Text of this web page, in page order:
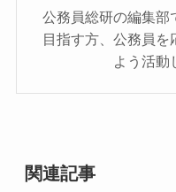
公務員総研の編集部
目指す方、公務員
よう活動
関連記事